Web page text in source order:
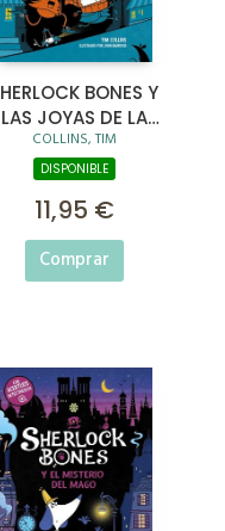
BONES Y
LAS JOYAS DE LA
CORONA
COLLINS, TIM
DISPONIBLE
11,95 €
Comprar